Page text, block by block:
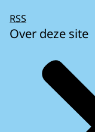
RSS
Over deze site